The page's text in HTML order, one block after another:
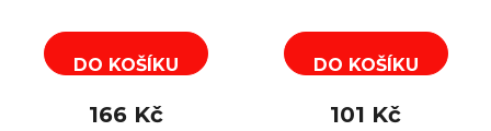
DO KOŠÍKU
166 Kč
DO KOŠÍKU
101 Kč